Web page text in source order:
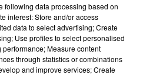
following data processing based on
interest: Store and/or access
data to select advertising; Create
Use profiles to select personalised
Measure content
through statistics or combinations
and improve services; Create